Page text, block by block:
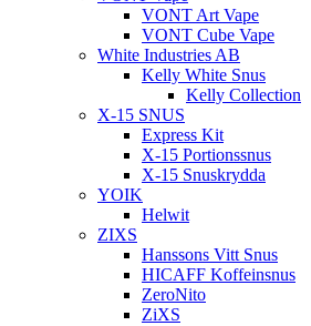
VONT Art Vape
VONT Cube Vape
White Industries AB
Kelly White Snus
Kelly Collection
X-15 SNUS
Express Kit
X-15 Portionssnus
X-15 Snuskrydda
YOIK
Helwit
ZIXS
Hanssons Vitt Snus
HICAFF Koffeinsnus
ZeroNito
ZiXS